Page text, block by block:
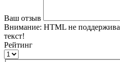
Ваш отзыв
Внимание: HTML не
текст!
Рейтинг